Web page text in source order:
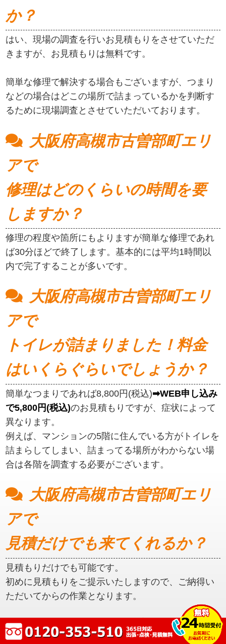
か？
はい、現場の調査を行いお見積もりをさせていただ
きますが、お見積もりは無料です。
簡単な修理で解決する場合もございますが、つまり
などの場合はどこの場所で詰まっているかを判断す
るために現場調査とさせていただいております。
大阪府高槻市古曽部町エリ
アで
修理はどのくらいの時間を要
しますか？
修理の程度や箇所にもよりますが簡単な修理であれ
ば30分ほどで終了します。基本的には平均1時間以
内で完了することが多いです。
大阪府高槻市古曽部町エリ
アで
トイレが詰まりました！料金
はいくらぐらいでしょうか？
簡単なつまりであれば8,800円(税込)➡WEB申し込み
で5,800円(税込)のお見積もりですが、症状によって
異なります。
例えば、マンションの5階に住んでいる方がトイレを
詰まらしてしまい、詰まってる場所がわからない場
合は各階を調査する必要がございます。
大阪府高槻市古曽部町エリ
アで
見積だけでも来てくれるか？
見積もりだけでも可能です。
初めに見積もりをご提示いたしますので、ご納得い
ただいてからの作業となります。
大阪府高槻市古曽部町エリ